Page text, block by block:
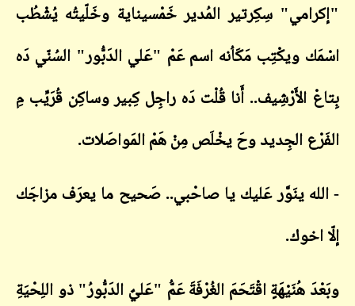
"إكرامي" سِكِرتير المُدير خَمْسيناية وخَلّيتُه يُشْطُب
اسْمَك ويكْتِب مَكَاُنه اسم عَمْ "عَلي الدَبُّور" السُنّي دَه
بِتاعْ الأَرْشِيف.. أَنا قُلْت دَه راجِل كِبير وساكِن قُرَيِّب مِ
الفَرْع الجِديد وحَ يخْلَص مِنْ هَمْ المَواصَلات.
- الله ينَوَّر عَليك يا صاحْبي.. صَحيح ما يعرَف مزاجَك
إلّا اخوك.
وبَعْدَ هُنَيْهَةٍ اقْتَحَمَ الغُرْفَةَ عَمُّ "عَليٌ الدَبُّورُ" ذو اللِحْيَةِ